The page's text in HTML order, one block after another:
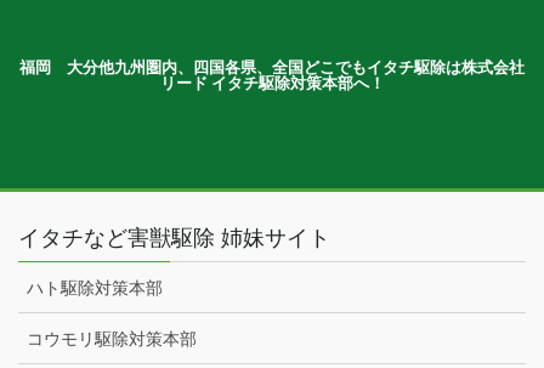
福岡 大分他九州圏内、四国各県、全国どこでもイタチ駆除は株式会社
リード イタチ駆除対策本部へ！
イタチなど害獣駆除 姉妹サイト
ハト駆除対策本部
コウモリ駆除対策本部